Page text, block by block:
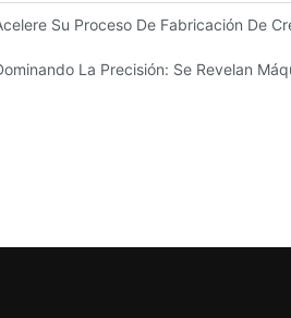
Las Necesidades De Su Negocio
Su Proceso De Fabricación De
La Precisión: Se Revelan